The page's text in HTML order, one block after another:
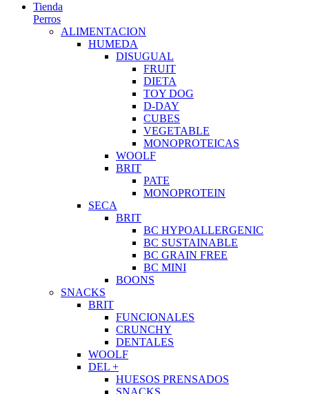
Tienda
Perros
ALIMENTACION
HUMEDA
DISUGUAL
FRUIT
DIETA
TOY DOG
D-DAY
CUBES
VEGETABLE
MONOPROTEICAS
WOOLF
BRIT
PATE
MONOPROTEIN
SECA
BRIT
BC HYPOALLERGENIC
BC SUSTAINABLE
BC GRAIN FREE
BC MINI
BOONS
SNACKS
BRIT
FUNCIONALES
CRUNCHY
DENTALES
WOOLF
DEL +
HUESOS PRENSADOS
SNACKS